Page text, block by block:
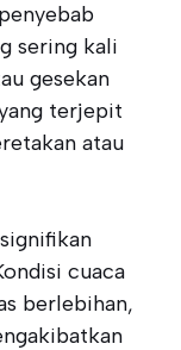
sering kali
gesekan
terjepit
atau
cuaca
berlebihan,